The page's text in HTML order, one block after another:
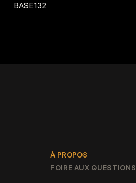
BASE132
À PROPOS
FOIRE AUX QUESTIONS